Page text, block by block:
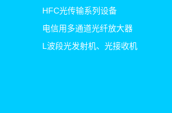
HFC光传输系列设备
电信用多通道光纤放大器
L波段光发射机、光接收机